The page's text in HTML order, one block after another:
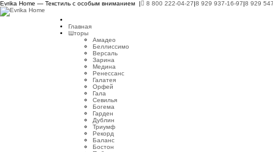
Evrika Home — Текстиль с особым вниманием | 8 800 222-04-27|8 929 937-16-97|8 929
Главная
Шторы
Амадео
Беллиссимо
Версаль
Зарина
Медина
Ренессанс
Галатея
Орфей
Гала
Севилья
Богема
Гарден
Дублин
Триумф
Рекорд
Баланс
Бостон